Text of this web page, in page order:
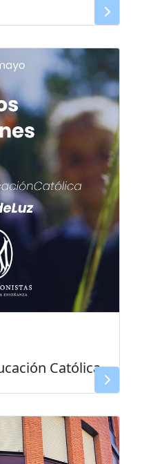
Católica